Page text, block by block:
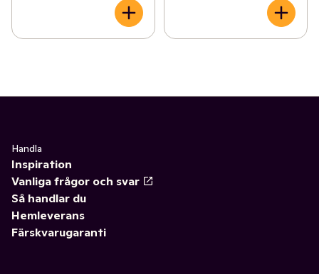
Handla
Inspiration
Vanliga frågor och svar
Så handlar du
Hemleverans
Färskvarugaranti